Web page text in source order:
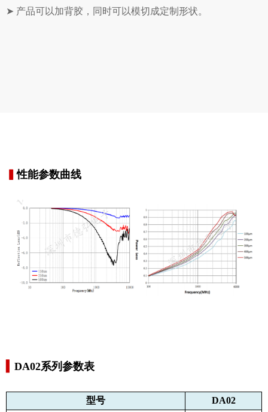
➤ 产品可以加背胶，同时可以模切成定制形状。
▍性能参数曲线
DA02系列参数表
型号 DA02